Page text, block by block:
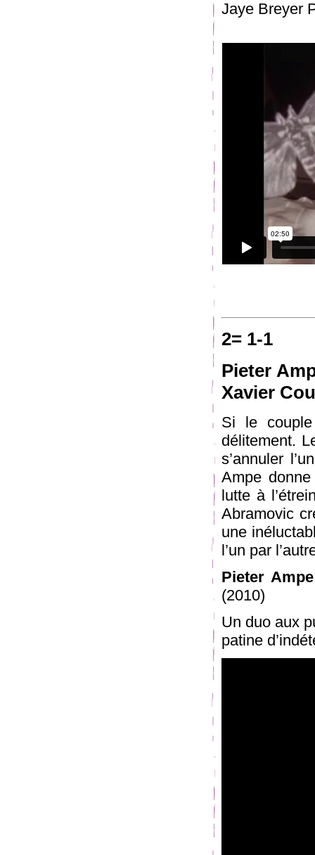
Jaye Breyer
2= 1-1
Pieter
Xavier
Si le
délitement.
s’annuler
Ampe
lutte à
Abramovic
une
l’un par
Pieter
(2010)
Un duo aux
patine